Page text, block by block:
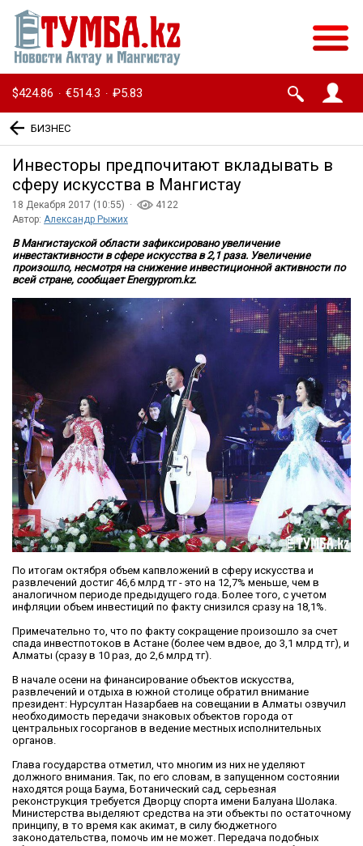
$424.86 · €514.3 · ₽5.83
БИЗНЕС
Инвесторы предпочитают вкладывать в
сферу искусства в Мангистау
18 Декабря 2017 (10:55) ·
4122
Автор: Александр Рыжих
В Мангистауской области зафиксировано увеличение
инвестактивности в сфере искусства в 2,1 раза. Увеличение
произошло, несмотря на снижение инвестиционной активности по
всей стране, сообщает Energyprom.kz.
По итогам октября объем капвложений в сферу искусства и
развлечений достиг 46,6 млрд тг - это на 12,7% меньше, чем в
аналогичном периоде предыдущего года. Более того, с учетом
инфляции объем инвестиций по факту снизился сразу на 18,1%.
Примечательно то, что по факту сокращение произошло за счет
спада инвестпотоков в Астане (более чем вдвое, до 3,1 млрд тг), и
Алматы (сразу в 10 раз, до 2,6 млрд тг).
В начале осени на финансирование объектов искусства,
развлечений и отдыха в южной столице обратил внимание
президент: Нурсултан Назарбаев на совещании в Алматы озвучил
необходимость передачи знаковых объектов города от
центральных госорганов в ведение местных исполнительных
органов.
Глава государства отметил, что многим из них не уделяют
должного внимания. Так, по его словам, в запущенном состоянии
находятся роща Баума, Ботанический сад, серьезная
реконструкция требуется Дворцу спорта имени Балуана Шолака.
Министерства выделяют средства на эти объекты по остаточному
принципу, в то время как акимат, в силу бюджетного
законодательства, помочь им не может. Передача подобных